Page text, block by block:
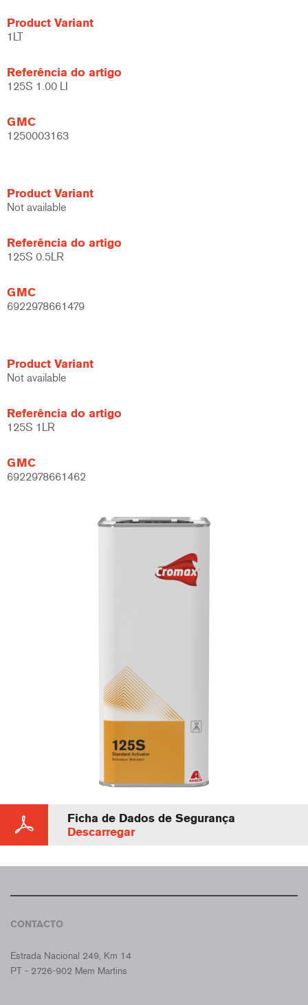
Product Variant
1LT
Referência do artigo
125S 1.00 LI
GMC
1250003163
Product Variant
Not available
Referência do artigo
125S 0.5LR
GMC
6922978661479
Product Variant
Not available
Referência do artigo
125S 1LR
GMC
6922978661462
Ficha de Dados de Segurança
Descarregar
CONTACTO
Estrada Nacional 249, Km 14
PT - 2726-902 Mem Martins